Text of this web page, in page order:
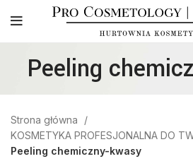
Peeling
Strona główna
KOSMETYKA PROFESJONALNA DO
Peeling chemiczny-kwasy